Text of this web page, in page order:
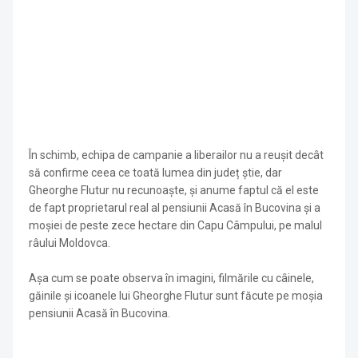
În schimb, echipa de campanie a liberailor nu a reușit decât
să confirme ceea ce toată lumea din județ știe, dar
Gheorghe Flutur nu recunoaște, și anume faptul că el este
de fapt proprietarul real al pensiunii Acasă în Bucovina și a
moșiei de peste zece hectare din Capu Câmpului, pe malul
râului Moldovca.
Așa cum se poate observa în imagini, filmările cu câinele,
găinile și icoanele lui Gheorghe Flutur sunt făcute pe moșia
pensiunii Acasă în Bucovina.